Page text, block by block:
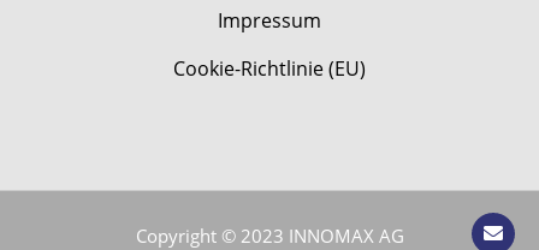
Impressum
Cookie-Richtlinie (EU)
Copyright © 2023 INNOMAX AG